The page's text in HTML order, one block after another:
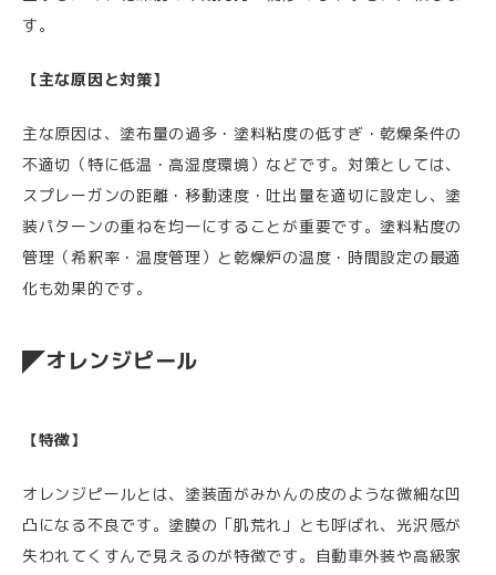
す。
【主な原因と対策】
主な原因は、塗布量の過多・塗料粘度の低すぎ・乾燥条件の
不適切（特に低温・高湿度環境）などです。対策としては、
スプレーガンの距離・移動速度・吐出量を適切に設定し、塗
装パターンの重ねを均一にすることが重要です。塗料粘度の
管理（希釈率・温度管理）と乾燥炉の温度・時間設定の最適
化も効果的です。
オレンジピール
【特徴】
オレンジピールとは、塗装面がみかんの皮のような微細な凹
凸になる不良です。塗膜の「肌荒れ」とも呼ばれ、光沢感が
失われてくすんで見えるのが特徴です。自動車外装や高級家